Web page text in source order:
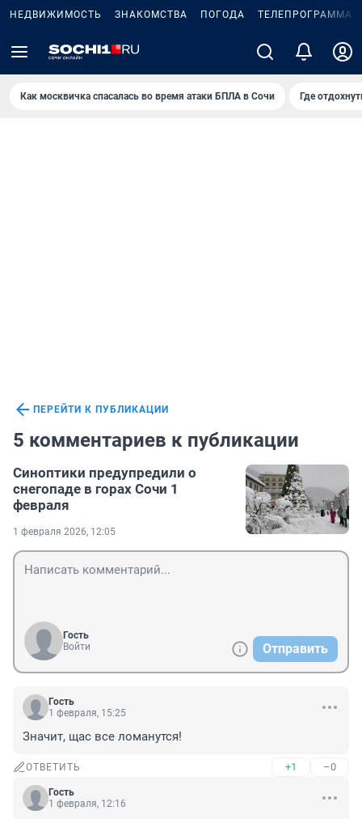
НЕДВИЖИМОСТЬ ЗНАКОМСТВА ПОГОДА ТЕЛЕПРОГРАММА
Как москвичка спасалась во время атаки БПЛА в Сочи Где
ПЕРЕЙТИ К ПУБЛИКАЦИИ
5 комментариев к публикации
Синоптики предупредили о
снегопаде в горах Сочи 1
февраля
1 февраля 2026, 12:05
Гость
Войти
Отправить
Гость
1 февраля, 15:25
Значит, щас все ломанутся!
ОТВЕТИТЬ +1 –0
Гость
1 февраля, 12:16